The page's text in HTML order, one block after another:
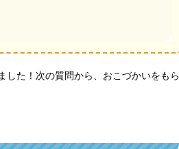
した！次の質問から、おこづかいをもら